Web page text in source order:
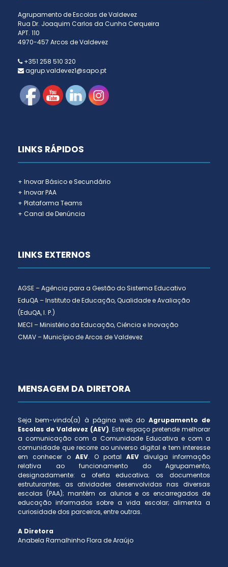
Agrupamento de Escolas de Valdevez
Rua Dr. Joaquim Carlos da Cunha Cerqueira
APT. 110
4970-457 Arcos de Valdevez
+351 258 510 320
agrup.valdevez1@sapo.pt
LINKS RÁPIDOS
+ Inovar Básico e Secundário
+ Inovar PAA
+ Plataforma Teams
+ Canal de Denúncia
LINKS EXTERNOS
AGSE – Agência para a Gestão do Sistema Educativo
EduQA – Instituto de Educação, Qualidade e Avaliação
(EduQA, I. P.)
MECI – Ministério da Educação, Ciência e Inovação
CMAV – Município de Arcos de Valdevez
MENSAGEM DA DIRETORA
Seja bem-vindo(a) à página web do Agrupamento de
Escolas de Valdevez (AEV). Este espaço pretende melhorar
a comunicação com a Comunidade Educativa e com a
comunidade que recorre ao universo digital e tem interesse
em conhecer o AEV. O portal AEV divulga informação
relativa ao funcionamento do Agrupamento,
designadamente: a oferta educativa; os documentos
estruturantes; as atividades desenvolvidas nas diversas
escolas (PAA); mantém os alunos e os encarregados de
educação informados sobre a vida escolar; alimenta a
curiosidade dos parceiros, entre outras.
A Diretora
Anabela Ramalhinho Flora de Araújo